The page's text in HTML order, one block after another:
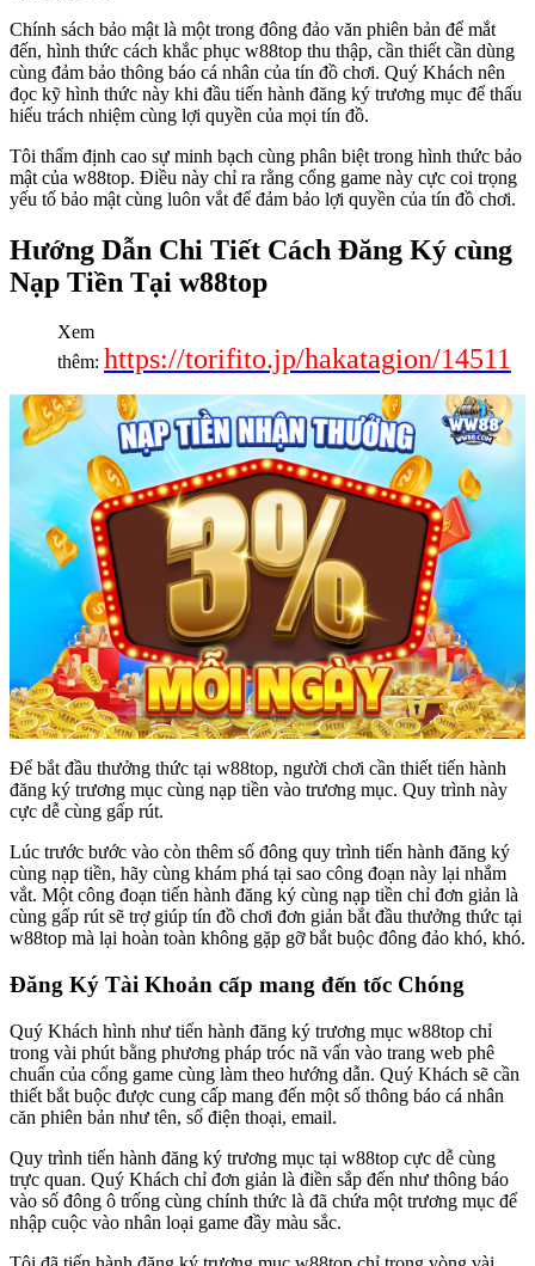
Chính sách bảo mật là một trong đông đảo văn phiên bản để mắt
đến, hình thức cách khắc phục w88top thu thập, cần thiết cần dùng
cùng đảm bảo thông báo cá nhân của tín đồ chơi. Quý Khách nên
đọc kỹ hình thức này khi đầu tiến hành đăng ký trương mục để thấu
hiểu trách nhiệm cùng lợi quyền của mọi tín đồ.
Tôi thẩm định cao sự minh bạch cùng phân biệt trong hình thức bảo
mật của w88top. Điều này chỉ ra rằng cổng game này cực coi trọng
yếu tố bảo mật cùng luôn vắt để đảm bảo lợi quyền của tín đồ chơi.
Hướng Dẫn Chi Tiết Cách Đăng Ký cùng
Nạp Tiền Tại w88top
Xem
thêm: https://torifito.jp/hakatagion/14511
Để bắt đầu thưởng thức tại w88top, người chơi cần thiết tiến hành
đăng ký trương mục cùng nạp tiền vào trương mục. Quy trình này
cực dễ cùng gấp rút.
Lúc trước bước vào còn thêm số đông quy trình tiến hành đăng ký
cùng nạp tiền, hãy cùng khám phá tại sao công đoạn này lại nhắm
vắt. Một công đoạn tiến hành đăng ký cùng nạp tiền chỉ đơn giản là
cùng gấp rút sẽ trợ giúp tín đồ chơi đơn giản bắt đầu thưởng thức tại
w88top mà lại hoàn toàn không gặp gỡ bắt buộc đông đảo khó, khó.
Đăng Ký Tài Khoản cấp mang đến tốc Chóng
Quý Khách hình như tiến hành đăng ký trương mục w88top chỉ
trong vài phút bằng phương pháp tróc nã vấn vào trang web phê
chuẩn của cổng game cùng làm theo hướng dẫn. Quý Khách sẽ cần
thiết bắt buộc được cung cấp mang đến một số thông báo cá nhân
căn phiên bản như tên, số điện thoại, email.
Quy trình tiến hành đăng ký trương mục tại w88top cực dễ cùng
trực quan. Quý Khách chỉ đơn giản là điền sắp đến như thông báo
vào số đông ô trống cùng chính thức là đã chứa một trương mục để
nhập cuộc vào nhân loại game đầy màu sắc.